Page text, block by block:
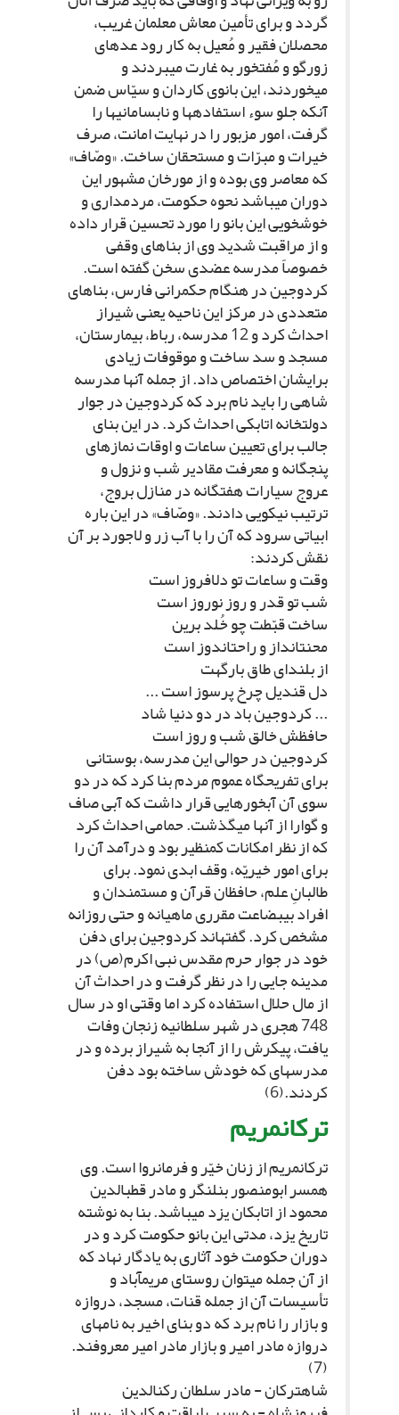
گردد و براى تأمین معاش معلمان غریب،
محصلان فقیر و مُعیل به کار رود عده‏اى
زورگو و مُفت‏خور به غارت مى‏بردند و
مى‏خوردند، این بانوى کاردان و سیّاس ضمن
آنکه جلو سوء استفاده‏ها و نابسامانى‏ها را
گرفت، امور مزبور را در نهایت امانت، صرف
خیرات و مبرّات و مستحقان ساخت. «وصّاف»
که معاصر وى بوده و از مورخان مشهور این
دوران مى‏باشد نحوه حکومت، مردمدارى و
خوش‏خویى این بانو را مورد تحسین قرار داده
و از مراقبت شدید وى از بناهاى وقفى
خصوصاً مدرسه عضدى سخن گفته است.
کردوجین در هنگام حکمرانى فارس، بناهاى
متعددى در مرکز این ناحیه یعنى شیراز
احداث کرد و 12 مدرسه، رباط، بیمارستان،
مسجد و سد ساخت و موقوفات زیادى
برایشان اختصاص داد. از جمله آنها مدرسه
شاهى را باید نام برد که کردوجین در جوار
دولتخانه اتابکى احداث کرد. در این بناى
جالب براى تعیین ساعات و اوقات نمازهاى
پنج‏گانه و معرفت مقادیر شب و نزول و
عروج سیارات هفت‏گانه در منازل بروج،
ترتیب نیکویى دادند. «وصّاف» در این باره
ابیاتى سرود که آن را با آب زر و لاجورد بر آن
نقش کردند:
وقت و ساعات تو دل‏افروز است‏
شب تو قدر و روز نوروز است‏
ساخت قبّطت چو خُلد برین‏
محنت‏انداز و راحت‏اندوز است‏
از بلنداى طاق بارگهت‏
دل قندیل چرخ پرسوز است ...
... کردوجین باد در دو دنیا شاد
حافظش خالق شب و روز است‏
کردوجین در حوالى این مدرسه، بوستانى
براى تفریحگاه عموم مردم بنا کرد که در دو
سوى آن آبخورهایى قرار داشت که آبى صاف
و گوارا از آنها مى‏گذشت. حمامى احداث کرد
که از نظر امکانات کم‏نظیر بود و درآمد آن را
براى امور خیریّه، وقف ابدى نمود. براى
طالبانِ علم، حافظان قرآن و مستمندان و
افراد بى‏بضاعت مقررى ماهیانه و حتى روزانه
مشخص کرد. گفته‏اند کردوجین براى دفن
خود در جوار حرم مقدس نبى اکرم(ص) در
مدینه جایى را در نظر گرفت و در احداث آن
از مال حلال استفاده کرد اما وقتى او در سال
748 هجرى در شهر سلطانیه زنجان وفات
یافت، پیکرش را از آنجا به شیراز برده و در
مدرسه‏اى که خودش ساخته بود دفن
کردند.(6)
ترکان‏مریم‏
ترکان‏مریم از زنان خیّر و فرمانروا است. وى
همسر ابومنصور بن‏لنگر و مادر قطب‏الدین
محمود از اتابکان یزد مى‏باشد. بنا به نوشته
تاریخ یزد، مدتى این بانو حکومت کرد و در
دوران حکومت خود آثارى به یادگار نهاد که
از آن جمله مى‏توان روستاى مریم‏آباد و
تأسیسات آن از جمله قنات، مسجد، دروازه
و بازار را نام برد که دو بناى اخیر به نام‏هاى
دروازه مادر امیر و بازار مادر امیر معروفند.
(7)
شاه‏ترکان - مادر سلطان رکن‏الدین